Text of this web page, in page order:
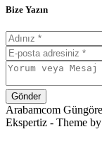
Bize Yazın
Gönder
Arabamcom
Ekspertiz - Theme